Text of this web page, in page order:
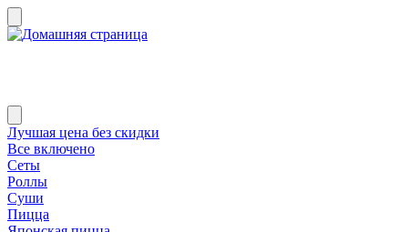
Лучшая цена без скидки
Все включено
Сеты
Роллы
Суши
Пицца